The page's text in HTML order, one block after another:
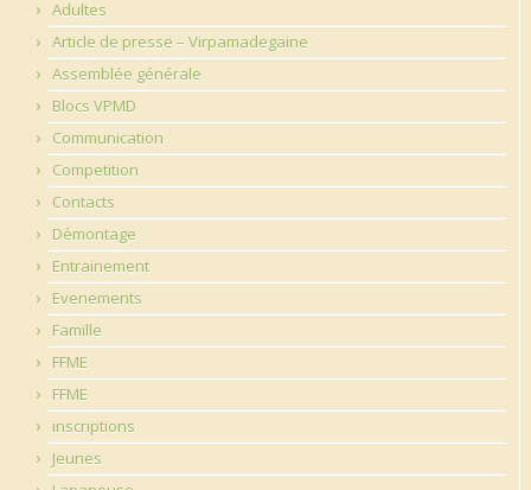
Adultes
Article de presse – Virpamadegaine
Assemblée générale
Blocs VPMD
Communication
Competition
Contacts
Démontage
Entrainement
Evenements
Famille
FFME
FFME
inscriptions
Jeunes